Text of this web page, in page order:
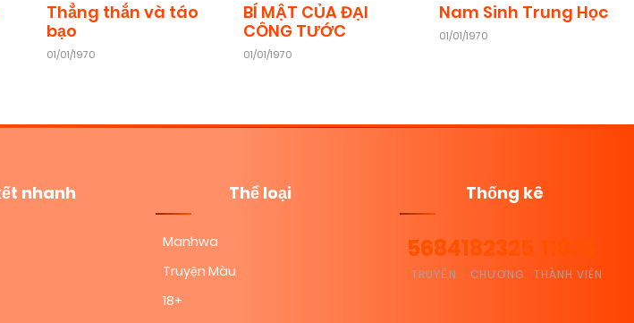
Thẳng thắn và táo
bạo
01/01/1970
BÍ MẬT CỦA ĐẠI
CÔNG TƯỚC
01/01/1970
Nam Sinh Trung Học
01/01/1970
nhanh Thể loại
Manhwa
Truyện Màu
18+
Thống kê
5684
TRUYỆN
182325
CHƯƠNG THÀNH VIÊN